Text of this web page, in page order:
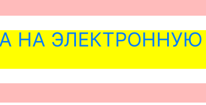
НА ЭЛЕКТРОННУЮ